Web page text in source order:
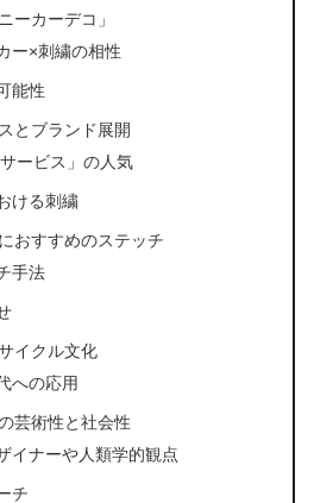
ーカーデコ」
ー×刺繍の相性
能性
とブランド展開
ービス」の人気
ける刺繍
おすすめのステッチ
手法
イクル文化
への応用
芸術性と社会性
イナーや人類学的観点
チ